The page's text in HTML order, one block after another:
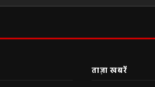
ताज़ा खबरें